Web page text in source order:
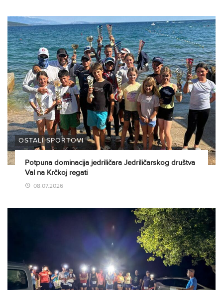
OSTALI SPORTOVI
Potpuna dominacija jedriličara Jedriličarskog društva
Val na Krčkoj regati
08.07.2026